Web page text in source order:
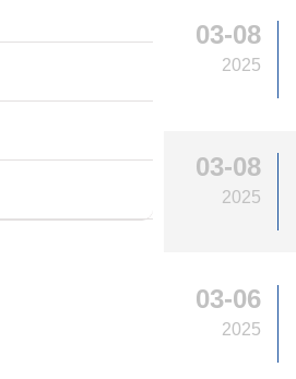
03-08
2025
03-08
2025
03-06
2025